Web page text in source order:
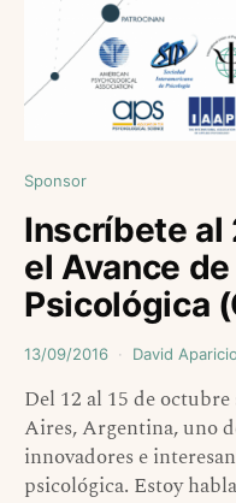
Sponsor
Inscríbete al
el Avance
Psicológica
13/09/2016 David Aparicio
Del 12 al 15 de octubre
Aires, Argentina, uno
innovadores e
psicológica. Estoy